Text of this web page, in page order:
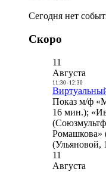
Сегодня нет
Скоро
11
Августа
11:30- 12:30
Показ м/ф
16 мин.);
Ромашкова»
(Ульяновой,
11
Августа